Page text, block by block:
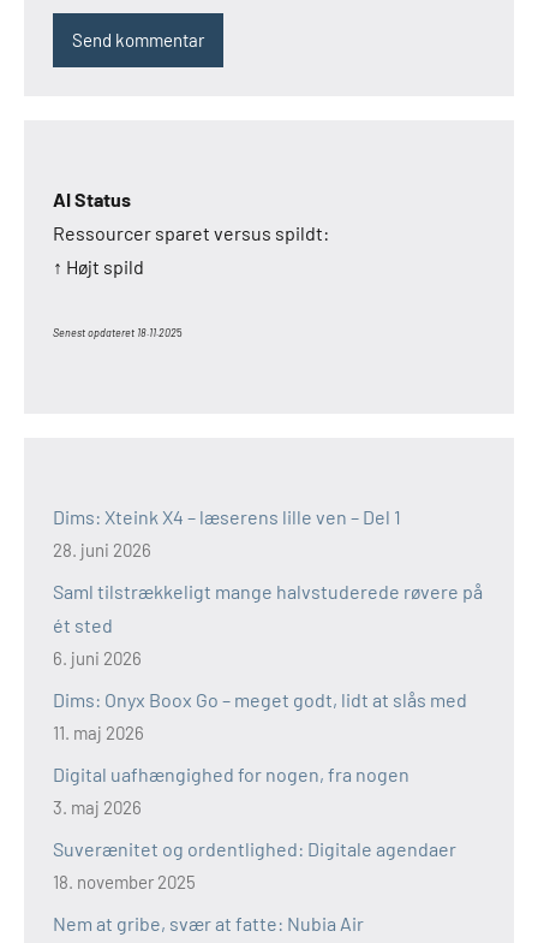
AI Status
Ressourcer sparet versus spildt:
↑ Højt spild
Senest opdateret 18.11.2025
Dims: Xteink X4 – læserens lille ven – Del 1
28. juni 2026
Saml tilstrækkeligt mange halvstuderede røvere på
ét sted
6. juni 2026
Dims: Onyx Boox Go – meget godt, lidt at slås med
11. maj 2026
Digital uafhængighed for nogen, fra nogen
3. maj 2026
Suverænitet og ordentlighed: Digitale agendaer
18. november 2025
Nem at gribe, svær at fatte: Nubia Air